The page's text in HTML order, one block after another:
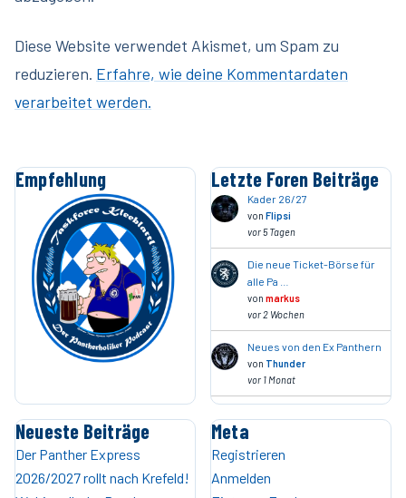
Diese Website verwendet Akismet, um Spam zu
reduzieren. Erfahre, wie deine Kommentardaten
verarbeitet werden.
Empfehlung Letzte Foren Beiträge
Kader 26/27
von Flipsi
vor 5 Tagen
Die neue Ticket-Börse für
alle Pa …
von markus
vor 2 Wochen
Neues von den Ex Panthern
von Thunder
vor 1 Monat
Neueste Beiträge
Der Panther Express
2026/2027 rollt nach Krefeld!
Meta
Registrieren
Anmelden